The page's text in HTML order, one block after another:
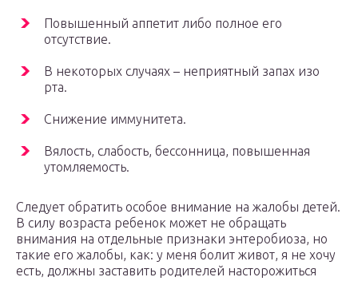
Повышенный аппетит либо полное его
отсутствие.
В некоторых случаях – неприятный запах изо
рта.
Снижение иммунитета.
Вялость, слабость, бессонница, повышенная
утомляемость.
Следует обратить особое внимание на жалобы детей.
В силу возраста ребенок может не обращать
внимания на отдельные признаки энтеробиоза, но
такие его жалобы, как: у меня болит живот, я не хочу
есть, должны заставить родителей насторожиться